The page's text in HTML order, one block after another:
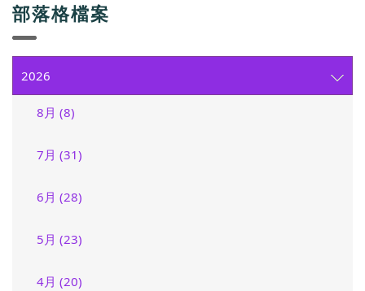
部落格檔案
2026
8月 (8)
7月 (31)
6月 (28)
5月 (23)
4月 (20)